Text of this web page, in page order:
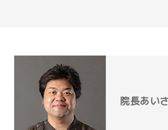
院長あい